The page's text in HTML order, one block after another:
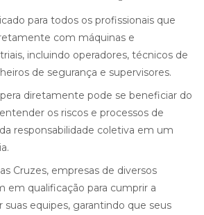
para todos os profissionais que
com máquinas e
incluindo operadores, técnicos de
de segurança e supervisores.
diretamente pode se beneficiar do
os riscos e processos de
responsabilidade coletiva em um
Cruzes, empresas de diversos
em qualificação para cumprir a
suas equipes, garantindo que seus